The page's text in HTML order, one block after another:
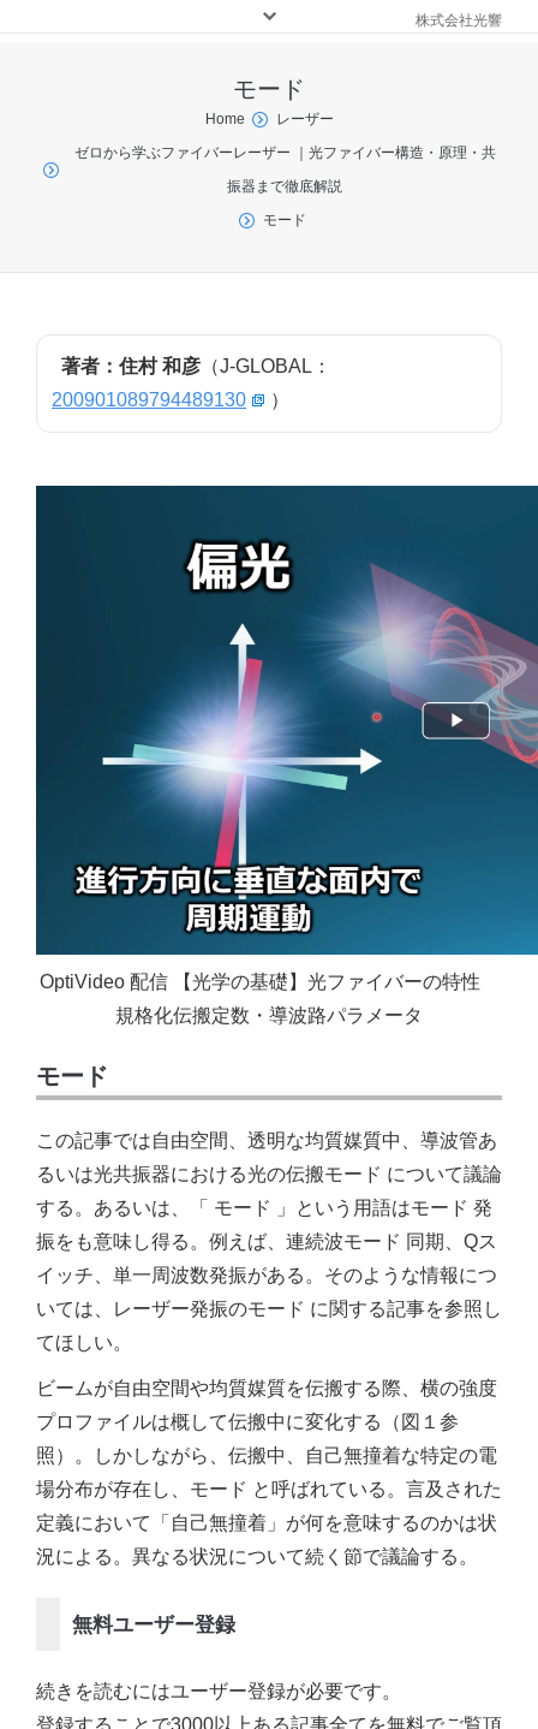
株式会社光響
モード
Home
レーザー
ゼロから学ぶファイバーレーザー ｜光ファイバー構造・原理・共
振器まで徹底解説
モード
著者：住村 和彦 （J-GLOBAL：
200901089794489130
）
OptiVideo 配信 【光学の基礎】光ファイバーの特性
規格化伝搬定数・導波路パラメータ
モード
この記事では自由空間、透明な均質媒質中、導波管あ
るいは光共振器における光の伝搬モード について議論
する。あるいは、「 モード 」という用語はモード 発
振をも意味し得る。例えば、連続波モード 同期、Qス
イッチ、単一周波数発振がある。そのような情報につ
いては、レーザー発振のモード に関する記事を参照し
てほしい。
ビームが自由空間や均質媒質を伝搬する際、横の強度
プロファイルは概して伝搬中に変化する（図１参
照）。しかしながら、伝搬中、自己無撞着な特定の電
場分布が存在し、モード と呼ばれている。言及された
定義において「自己無撞着」が何を意味するのかは状
況による。異なる状況について続く節で議論する。
無料ユーザー登録
続きを読むにはユーザー登録が必要です。
登録することで3000以上ある記事全てを無料でご覧頂